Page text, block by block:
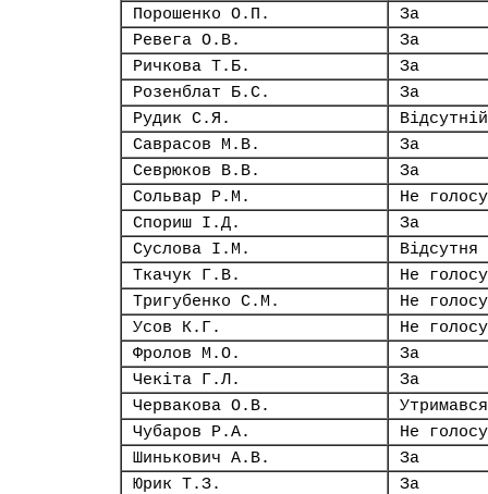
Порошенко О.П.
За
Ревега О.В.
За
Ричкова Т.Б.
За
Розенблат Б.С.
За
Рудик С.Я.
Відсутній
Саврасов М.В.
За
Севрюков В.В.
За
Сольвар Р.М.
Не
Спориш І.Д.
За
Суслова І.М.
Відсутня
Ткачук Г.В.
Не
Тригубенко С.М.
Не
Усов К.Г.
Не
Фролов М.О.
За
Чекіта Г.Л.
За
Червакова О.В.
Утримався
Чубаров Р.А.
Не
Шинькович А.В.
За
Юрик Т.З.
За